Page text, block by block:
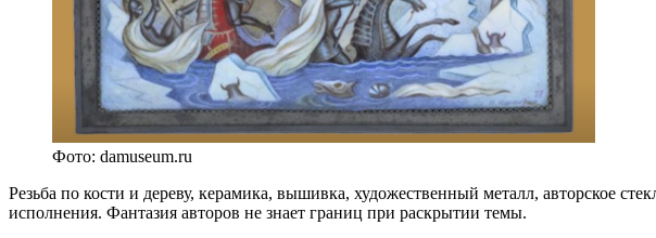
Фото: damuseum.ru
Резьба по кости и дереву, керамика, вышивка, художественный металл, авторское
исполнения. Фантазия авторов не знает границ при раскрытии темы.